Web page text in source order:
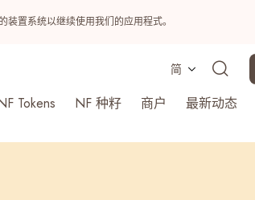
置系统以继续使用我们的应用程式。
简
Tokens NF 种籽 商户 最新动态